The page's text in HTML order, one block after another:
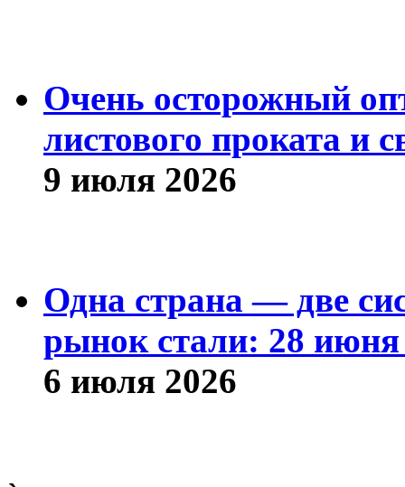
Очень осторожный
листового проката и
9 июля 2026
Одна страна — две
рынок стали: 28
6 июля 2026